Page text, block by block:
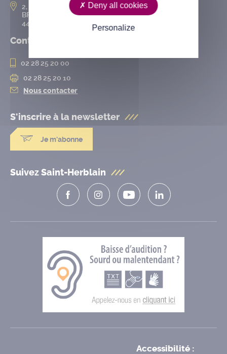
2, rue de l’Hôtel-de-Ville
BP 50167
44802 Saint-Herblain cedex
Contact
02 28 25 20 00
02 28 25 20 10
Nous contacter
S'inscrire à la newsletter
Je m'abonne
Suivez Saint-Herblain
Accessibilité :
Deny all cookies
Personalize